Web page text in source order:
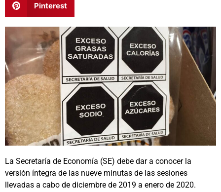
Pinterest
La Secretaría de Economía (SE) debe dar a conocer la
versión íntegra de las nueve minutas de las sesiones
llevadas a cabo de diciembre de 2019 a enero de 2020.